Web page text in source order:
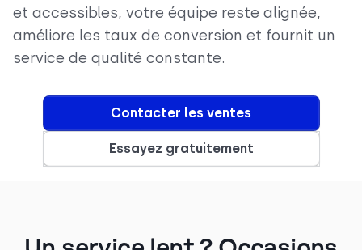
et accessibles, votre équipe reste alignée,
améliore les taux de conversion et fournit un
service de qualité constante.
Contacter les ventes
Essayez gratuitement